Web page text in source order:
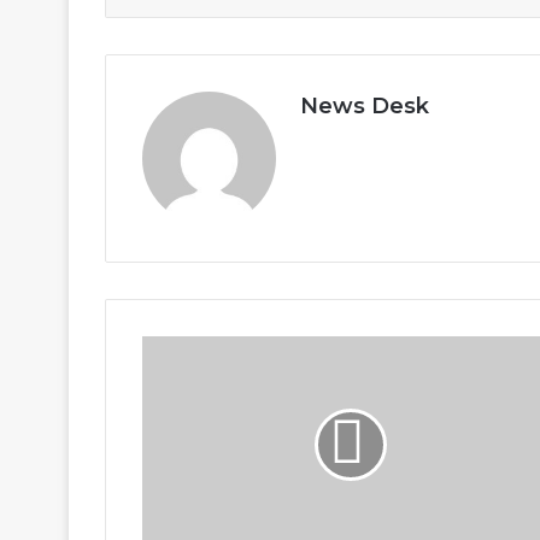
News Desk